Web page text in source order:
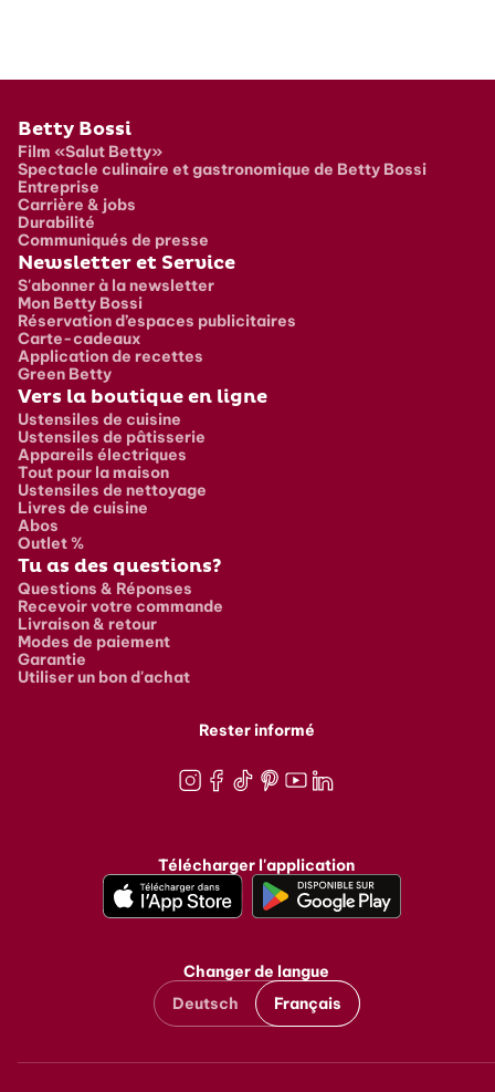
Pied de page
Betty Bossi
Film «Salut Betty»
Spectacle culinaire et gastronomique de Betty Bossi
Entreprise
Carrière & jobs
Durabilité
Communiqués de presse
Newsletter et Service
S'abonner à la newsletter
Mon Betty Bossi
Réservation d’espaces publicitaires
Carte-cadeaux
Application de recettes
Green Betty
Vers la boutique en ligne
Ustensiles de cuisine
Ustensiles de pâtisserie
Appareils électriques
Tout pour la maison
Ustensiles de nettoyage
Livres de cuisine
Abos
Outlet %
Tu as des questions?
Questions & Réponses
Recevoir votre commande
Livraison & retour
Modes de paiement
Garantie
Utiliser un bon d'achat
Rester informé
Télécharger l'application
Changer de langue
Deutsch
Français